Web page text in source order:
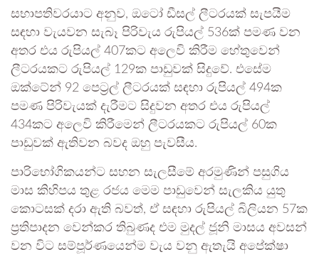
සභාපතිවරයාට අනුව, ඔටෝ ඩීසල් ලීටරයක් සැපයීම
සඳහා වැයවන සැබෑ පිරිවැය රුපියල් 536ක් පමණ වන
අතර එය රුපියල් 407කට අලෙවි කිරීම හේතුවෙන්
ලීටරයකට රුපියල් 129ක පාඩුවක් සිදුවේ. එසේම
ඔක්ටේන් 92 පෙට්‍රල් ලීටරයක් සඳහා රුපියල් 494ක
පමණ පිරිවැයක් දැරීමට සිදුවන අතර එය රුපියල්
434කට අලෙවි කිරීමෙන් ලීටරයකට රුපියල් 60ක
පාඩුවක් ඇතිවන බවද ඔහු පැවසීය.
පාරිභෝගිකයන්ට සහන සැලසීමේ අරමුණින් පසුගිය
මාස කිහිපය තුළ රජය මෙම පාඩුවෙන් සැලකිය යුතු
කොටසක් දරා ඇති බවත්, ඒ සඳහා රුපියල් බිලියන 57ක
ප්‍රතිපාදන වෙන්කර තිබුණද එම මුදල් ජූනි මාසය අවසන්
වන විට සම්පූර්ණයෙන්ම වැය වනු ඇතැයි අපේක්ෂා